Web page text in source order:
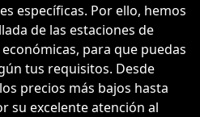
específicas. Por ello, hemos
de las estaciones de
para que puedas
tus requisitos. Desde
precios más bajos hasta
su excelente atención al